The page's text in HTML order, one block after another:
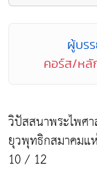
ผู้บร
คอร์ส/หลั
วิปัสสนาพระไพศ
ยุวพุทธิกสมาคมแ
10 / 12